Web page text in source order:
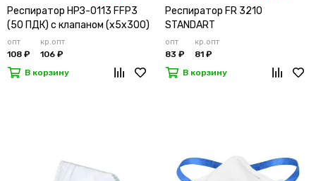
Респиратор НРЗ-0113 FFP3
(50 ПДК) с клапаном (х5х300)
опт
108 ₽
кр.опт
106 ₽
В корзину
Респиратор FR 3210
STANDART
опт
83 ₽
кр.опт
81 ₽
В корзину